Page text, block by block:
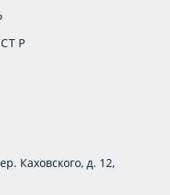
Р
Каховского, д. 12,